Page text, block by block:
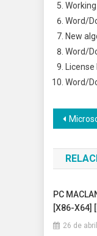
Word/
New
Word/
Word/
de
Post
Microsoft Office
PC
[x86-X64]
26 de